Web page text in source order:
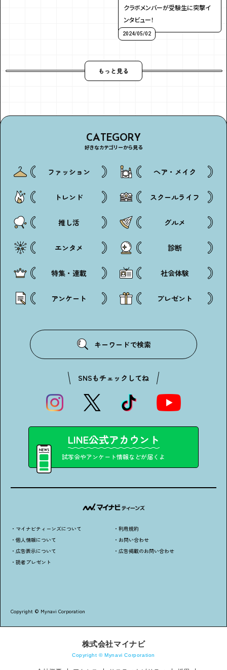
アンケートに
イベントに参加しよう！
・個人情報について
・読者プレゼント
・お問い合わせ
・広告掲載のお問い合わせ
クラボメンバーが受験生に突撃イ
ンタビュー！
2024/05/02
もっと見る
CATEGORY
好きなカテゴリーから見る
ファッション ヘア・メイク
トレンド スクールライフ
推し活 グルメ
エンタメ 診断
特集・連載 社会体験
アンケート プレゼント
キーワードで検索
SNSもチェックしてね
LINE公式アカウント
試写会やアンケート情報などが届くよ
・マイナビティーンズについて
・個人情報について
・広告表示について
・読者プレゼント
・利用規約
・お問い合わせ
・広告掲載のお問い合わせ
Copyright © Mynavi Corporation
株式会社マイナビ
Copyright © Mynavi Corporation